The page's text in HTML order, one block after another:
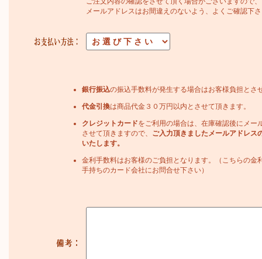
メールアドレスはお間違えのないよう、よくご確認下
銀行振込の振込手数料が発生する場合はお客様負担とさ
代金引換は商品代金３０万円以内とさせて頂きます。
クレジットカードをご利用の場合は、在庫確認後にメー
させて頂きますので、
ご入力頂きましたメールアドレス
いたします。
金利手数料はお客様のご負担となります。（こちらの金
手持ちのカード会社にお問合せ下さい）